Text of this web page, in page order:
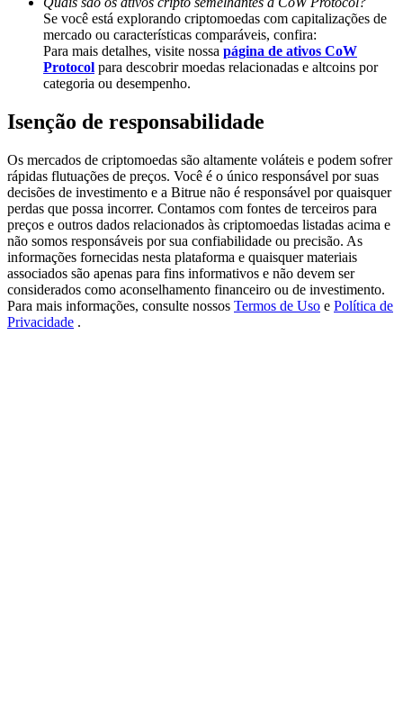
Exclusive for BitMart Users
Register & Trade to Win 500,000 USDT
Precious Metals Trading Carnival
Trade Gold & Silver · 33,333 USDT Bonus
USDT New User Exclusive 10% APR
USDT Flexible Staking | Daily Rewards
Se você está explorando criptomoedas com capitalizações de
mercado ou características comparáveis, confira:
Para mais detalhes, visite nossa página de ativos CoW
Protocol para descobrir moedas relacionadas e altcoins por
categoria ou desempenho.
Isenção de responsabilidade
Os mercados de criptomoedas são altamente voláteis e podem sofrer
rápidas flutuações de preços. Você é o único responsável por suas
decisões de investimento e a Bitrue não é responsável por quaisquer
perdas que possa incorrer. Contamos com fontes de terceiros para
preços e outros dados relacionados às criptomoedas listadas acima e
não somos responsáveis por sua confiabilidade ou precisão. As
informações fornecidas nesta plataforma e quaisquer materiais
associados são apenas para fins informativos e não devem ser
considerados como aconselhamento financeiro ou de investimento.
Para mais informações, consulte nossos Termos de Uso e Política de
Privacidade .